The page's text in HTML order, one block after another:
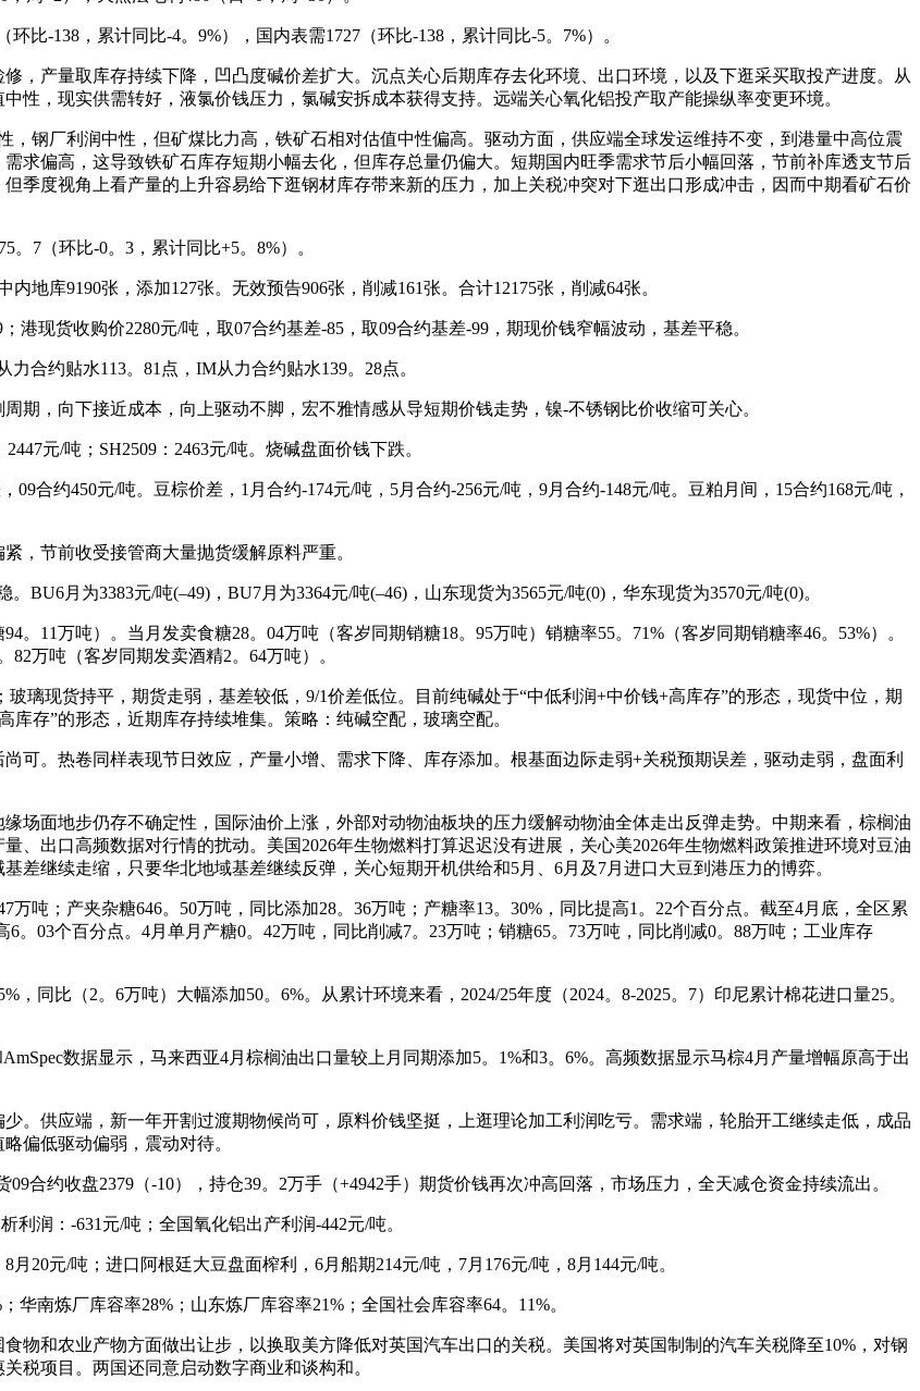
-138，累计同比-4。9%），国内表需1727（环比-138，累计同比-5。7%）。
产量取库存持续下降，凹凸度碱价差扩大。沉点关心后期库存去化环境、出口环境，以及下逛采买取投产进度。从
性，现实供需转好，液氯价钱压力，氯碱安拆成本获得支持。远端关心氧化铝投产取产能操纵率变更环境。
钢厂利润中性，但矿煤比力高，铁矿石相对估值中性偏高。驱动方面，供应端全球发运维持不变，到港量中高位震
求偏高，这导致铁矿石库存短期小幅去化，但库存总量仍偏大。短期国内旺季需求节后小幅回落，节前补库透支节后
季度视角上看产量的上升容易给下逛钢材库存带来新的压力，加上关税冲突对下逛出口形成冲击，因而中期看矿石价
7（环比-0。3，累计同比+5。8%）。
库9190张，添加127张。无效预告906张，削减161张。合计12175张，削减64张。
现货收购价2280元/吨，取07合约基差-85，取09合约基差-99，期现价钱窄幅波动，基差平稳。
约贴水113。81点，IM从力合约贴水139。28点。
，向下接近成本，向上驱动不脚，宏不雅情感从导短期价钱走势，镍-不锈钢比价收缩可关心。
元/吨；SH2509：2463元/吨。烧碱盘面价钱下跌。
约450元/吨。豆棕价差，1月合约-174元/吨，5月合约-256元/吨，9月合约-148元/吨。豆粕月间，15合约168元/吨，
节前收受接管商大量抛货缓解原料严重。
月为3383元/吨(–49)，BU7月为3364元/吨(–46)，山东现货为3565元/吨(0)，华东现货为3570元/吨(0)。
11万吨）。当月发卖食糖28。04万吨（客岁同期销糖18。95万吨）销糖率55。71%（客岁同期销糖率46。53%）。
万吨（客岁同期发卖酒精2。64万吨）。
现货持平，期货走弱，基差较低，9/1价差低位。目前纯碱处于“中低利润+中价钱+高库存”的形态，现货中位，期
存”的形态，近期库存持续堆集。策略：纯碱空配，玻璃空配。
。热卷同样表现节日效应，产量小增、需求下降、库存添加。根基面边际走弱+关税预期误差，驱动走弱，盘面利
面地步仍存不确定性，国际油价上涨，外部对动物油板块的压力缓解动物油全体走出反弹走势。中期来看，棕榈油
、出口高频数据对行情的扰动。美国2026年生物燃料打算迟迟没有进展，关心美2026年生物燃料政策推进环境对豆油
差继续走缩，只要华北地域基差继续反弹，关心短期开机供给和5月、6月及7月进口大豆到港压力的博弈。
；产夹杂糖646。50万吨，同比添加28。36万吨；产糖率13。30%，同比提高1。22个百分点。截至4月底，全区累
。03个百分点。4月单月产糖0。42万吨，同比削减7。23万吨；销糖65。73万吨，同比削减0。88万吨；工业库存
比（2。6万吨）大幅添加50。6%。从累计环境来看，2024/25年度（2024。8-2025。7）印尼累计棉花进口量25。
数据显示，马来西亚4月棕榈油出口量较上月同期添加5。1%和3。6%。高频数据显示马棕4月产量增幅原高于出
供应端，新一年开割过渡期物候尚可，原料价钱坚挺，上逛理论加工利润吃亏。需求端，轮胎开工继续走低，成品
偏低驱动偏弱，震动对待。
合约收盘2379（-10），持仓39。2万手（+4942手）期货价钱再次冲高回落，市场压力，全天减仓资金持续流出。
润：-631元/吨；全国氧化铝出产利润-442元/吨。
元/吨；进口阿根廷大豆盘面榨利，6月船期214元/吨，7月176元/吨，8月144元/吨。
南炼厂库容率28%；山东炼厂库容率21%；全国社会库容率64。11%。
和农业产物方面做出让步，以换取美方降低对英国汽车出口的关税。美国将对英国制制的汽车关税降至10%，对钢
税项目。两国还同意启动数字商业和谈构和。